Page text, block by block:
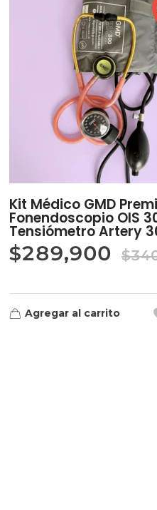
Kit Médico GMD
Fonendoscopio OIS
Tensiómetro Artery
$289,900 $
Agregar al carrito